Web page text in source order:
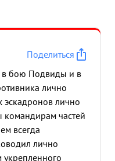
Поделиться
в бою Подвиды и в
лично
эскадронов лично
частей
всегда
лично